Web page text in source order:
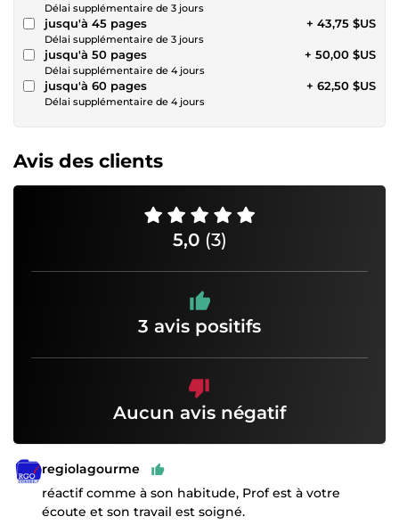
Délai supplémentaire de 3 jours
jusqu'à 45 pages
Délai supplémentaire de 3 jours
+ 43,75 $US
jusqu'à 50 pages
Délai supplémentaire de 4 jours
+ 50,00 $US
jusqu'à 60 pages
Délai supplémentaire de 4 jours
+ 62,50 $US
Avis des clients
5,0 (3)
3 avis positifs
Aucun avis négatif
regiolagourme
réactif comme à son habitude, Prof est à votre
écoute et son travail est soigné.